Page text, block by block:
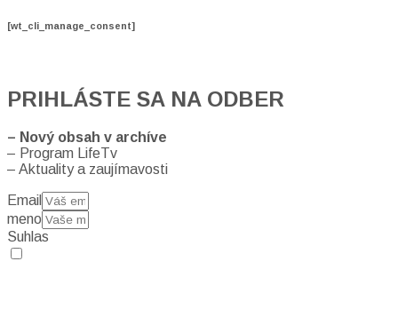
[wt_cli_manage_consent]
PRIHLÁSTE SA NA ODBER
– Nový obsah v archíve
– Program LifeTv
– Aktuality a zaujímavosti
Email
meno
Suhlas